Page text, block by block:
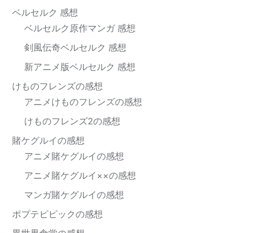
ベルセルク 感想
ベルセルク原作マンガ 感想
剣風伝奇ベルセルク 感想
新アニメ版ベルセルク 感想
けものフレンズの感想
アニメけものフレンズの感想
けものフレンズ2の感想
賭ケグルイの感想
アニメ賭ケグルイの感想
アニメ賭ケグルイ××の感想
マンガ賭ケグルイの感想
ポプテピピックの感想